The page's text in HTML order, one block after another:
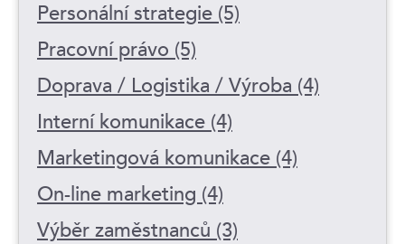
Personální strategie (5)
Pracovní právo (5)
Doprava / Logistika / Výroba (4)
Interní komunikace (4)
Marketingová komunikace (4)
On-line marketing (4)
Výběr zaměstnanců (3)